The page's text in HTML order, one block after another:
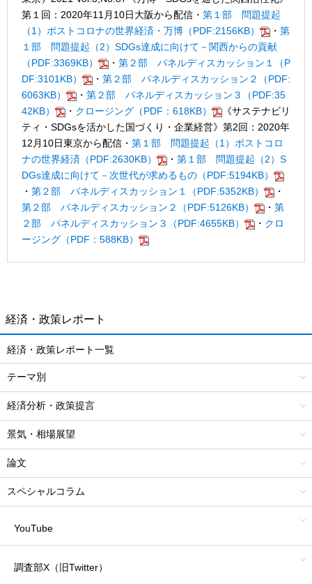
第１回：2020年11月10日大阪から配信 ・ 第１部 問題提起
（1）ポストコロナの世界経済・万博（PDF:2156KB）
・ 第
１部 問題提起（2）SDGs達成に向けて－関西からの貢献
（PDF:3369KB）
・ 第２部 パネルディスカッション１（P
DF:3101KB）
・ 第２部 パネルディスカッション２（PDF:
6063KB）
・ 第２部 パネルディスカッション３（PDF:35
42KB）
・ クロージング（PDF：618KB）
《サステナビリ
ティ・SDGsを活かした国づくり・企業経営》第2回：2020年
12月10日東京から配信 ・ 第１部 問題提起（1）ポストコロ
ナの世界経済（PDF:2630KB）
・ 第１部 問題提起（2）S
DGs達成に向けて－次世代が求めるもの（PDF:5194KB）
・ 第２部 パネルディスカッション１（PDF:5352KB）
・
第２部 パネルディスカッション２（PDF:5126KB）
・ 第
２部 パネルディスカッション３（PDF:4655KB）
・ クロ
ージング（PDF：588KB）
経済・政策レポート
経済・政策レポート一覧
テーマ別
経済分析・政策提言
景気・相場展望
論文
スペシャルコラム
YouTube
調査部X（旧Twitter）